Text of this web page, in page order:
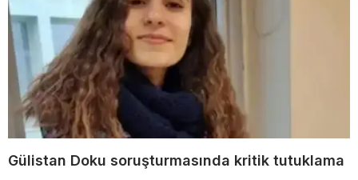
Gülistan Doku soruşturmasında kritik tutuklama